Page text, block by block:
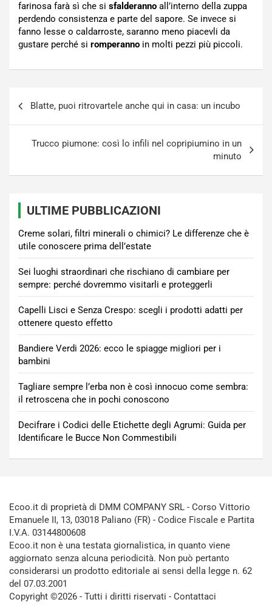
farinosa farà sì che si sfalderanno all’interno della zuppa
perdendo consistenza e parte del sapore. Se invece si
fanno lesse o caldarroste, saranno meno piacevli da
gustare perché si romperanno in molti pezzi più piccoli.
articoli
Blatte, puoi ritrovartele anche qui in casa: un incubo
Trucco piumone: così lo infili nel copripiumino in un
minuto
ULTIME PUBBLICAZIONI
Creme solari, filtri minerali o chimici? Le differenze che è
utile conoscere prima dell’estate
Sei luoghi straordinari che rischiano di cambiare per
sempre: perché dovremmo visitarli e proteggerli
Capelli Lisci e Senza Crespo: scegli i prodotti adatti per
ottenere questo effetto
Bandiere Verdi 2026: ecco le spiagge migliori per i
bambini
Tagliare sempre l’erba non è così innocuo come sembra:
il retroscena che in pochi conoscono
Decifrare i Codici delle Etichette degli Agrumi: Guida per
Identificare le Bucce Non Commestibili
Ecoo.it di proprietà di DMM COMPANY SRL - Corso Vittorio
Emanuele II, 13, 03018 Paliano (FR) - Codice Fiscale e Partita
I.V.A. 03144800608
Ecoo.it non è una testata giornalistica, in quanto viene
aggiornato senza alcuna periodicità. Non può pertanto
considerarsi un prodotto editoriale ai sensi della legge n. 62
del 07.03.2001
Copyright ©2026 - Tutti i diritti riservati - Contattaci